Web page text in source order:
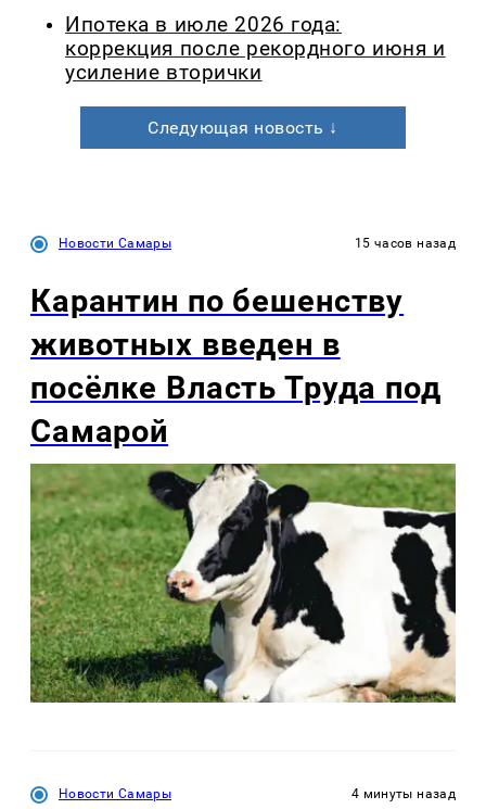
Ипотека в июле 2026 года:
коррекция после рекордного июня и
усиление вторички
Следующая новость ↓
Новости Самары 15 часов назад
Карантин по бешенству
животных введен в
посёлке Власть Труда под
Самарой
Новости Самары 4 минуты назад